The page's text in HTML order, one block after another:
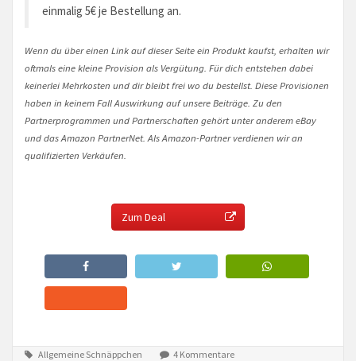
einmalig 5€ je Bestellung an.
Wenn du über einen Link auf dieser Seite ein Produkt kaufst, erhalten wir
oftmals eine kleine Provision als Vergütung. Für dich entstehen dabei
keinerlei Mehrkosten und dir bleibt frei wo du bestellst. Diese Provisionen
haben in keinem Fall Auswirkung auf unsere Beiträge. Zu den
Partnerprogrammen und Partnerschaften gehört unter anderem eBay
und das Amazon PartnerNet. Als Amazon-Partner verdienen wir an
qualifizierten Verkäufen.
Zum Deal
Allgemeine Schnäppchen 4 Kommentare